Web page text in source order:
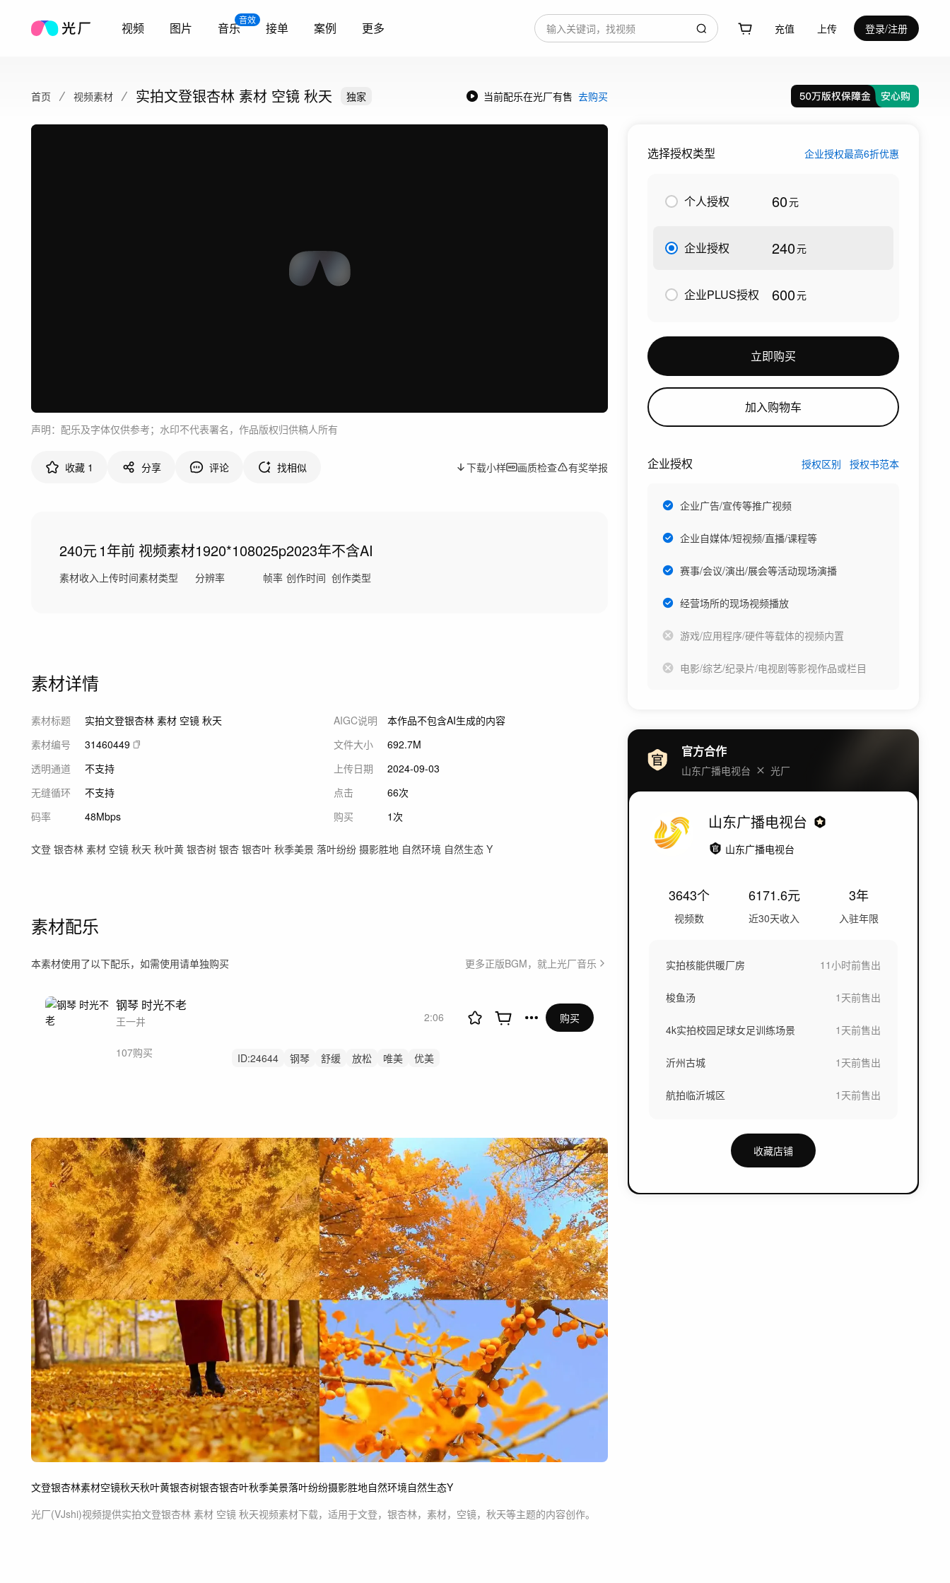
视频 图片
音效
音乐 接单 案例 更多 充值 上传 登录/注册
首页 视频素材 实拍文登银杏林 素材 空镜 秋天 独家 当前配乐在光厂有售 去购买
声明：配乐及字体仅供参考；水印不代表署名，作品版权归供稿人所有
收藏 1 分享 评论 找相似 下载小样 画质检查 有奖举报
240元
素材收入
1年前
上传时间
视频素材
素材类型
1920*1080
分辨率
25p
帧率
2023年
创作时间
不含AI
创作类型
素材详情
素材标题
实拍文登银杏林 素材 空镜 秋天
素材编号
31460449
透明通道
不支持
无缝循环
不支持
码率
48Mbps
AIGC说明
本作品不包含AI生成的内容
文件大小
692.7M
上传日期
2024-09-03
点击
66次
购买
1次
文登 银杏林 素材 空镜 秋天 秋叶黄 银杏树 银杏 银杏叶 秋季美景 落叶纷纷 摄影胜地 自然环境 自然生态 Y
素材配乐
本素材使用了以下配乐，如需使用请单独购买 更多正版BGM，就上光厂音乐
钢琴 时光不老
王一井
107购买
2:06
ID:24644 钢琴 舒缓 放松 唯美
优美
购买
文登银杏林素材空镜秋天秋叶黄银杏树银杏银杏叶秋季美景落叶纷纷摄影胜地自然环境自然生态Y
光厂(VJshi)视频提供实拍文登银杏林 素材 空镜 秋天视频素材下载，适用于文登，银杏林，素材，空镜，秋天等主题的内容创作。
选择授权类型 企业授权最高6折优惠
个人授权 60元
企业授权 240元
企业PLUS授权 600元
立即购买
加入购物车
企业授权 授权区别 授权书范本
企业广告/宣传等推广视频
企业自媒体/短视频/直播/课程等
赛事/会议/演出/展会等活动现场演播
经营场所的现场视频播放
游戏/应用程序/硬件等载体的视频内置
电影/综艺/纪录片/电视剧等影视作品或栏目
官方合作
山东广播电视台 光厂
山东广播电视台
山东广播电视台
3643个
视频数
6171.6元
近30天收入
3年
入驻年限
实拍核能供暖厂房 11小时前售出
梭鱼汤 1天前售出
4k实拍校园足球女足训练场景 1天前售出
沂州古城 1天前售出
航拍临沂城区 1天前售出
收藏店铺